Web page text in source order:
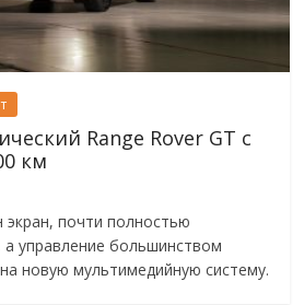
Range Rover GT с
км
экран, почти полностью
а управление большинством
новую мультимедийную систему.